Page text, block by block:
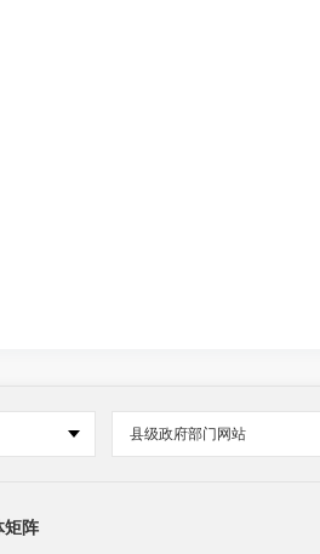
县级政府部门网站
矩阵